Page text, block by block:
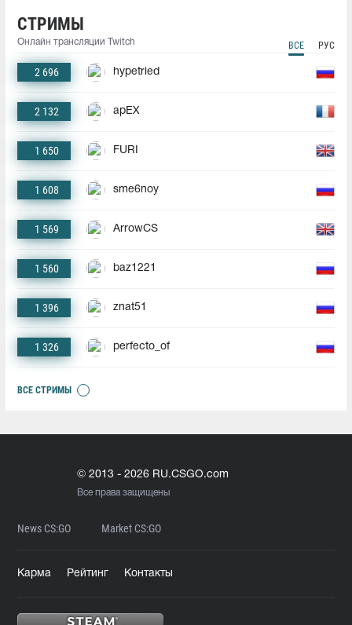
СТРИМЫ
Онлайн трансляции Twitch ВСЕ РУС
2 696 hypetried
2 132 apEX
1 650 FURI
1 608 sme6noy
1 569 ArrowCS
1 560 baz1221
1 396 znat51
1 326 perfecto_of
ВСЕ СТРИМЫ
© 2013 - 2026 RU.CSGO.com
Все права защищены
News CS:GO Market CS:GO
Карма Рейтинг Контакты